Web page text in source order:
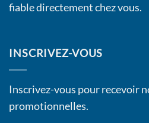
fiable directement chez vous.
INSCRIVEZ-VOUS
Inscrivez-vous pour recevoir
promotionnelles.